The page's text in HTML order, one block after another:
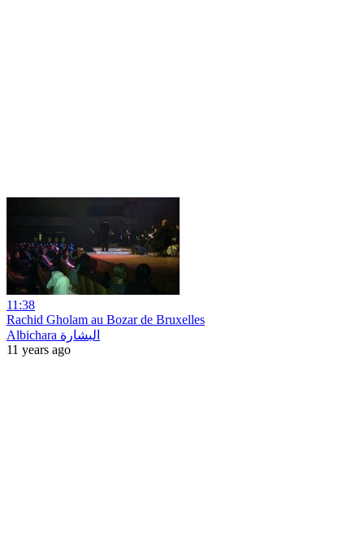
11:38
Rachid Gholam au Bozar de Bruxelles
Albichara البشارة
11 years ago